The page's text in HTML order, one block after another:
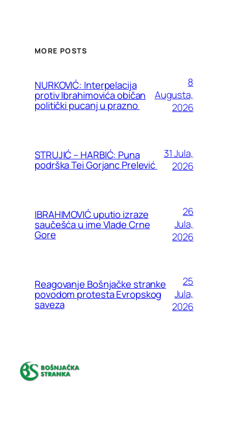
MORE POSTS
NURKOVIĆ: Interpelacija
protiv Ibrahimovića običan
politički pucanj u prazno
8
Augusta,
2026
STRUJIĆ – HARBIĆ: Puna
podrška Tei Gorjanc Prelević
31 Jula,
2026
IBRAHIMOVIĆ uputio izraze
saučešća u ime Vlade Crne
Gore
26
Jula,
2026
Reagovanje Bošnjačke stranke
povodom protesta Evropskog
saveza
25
Jula,
2026